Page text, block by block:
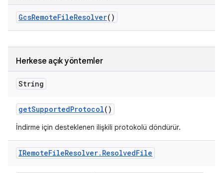
GcsRemoteFileResolver()
Herkese açık yöntemler
String
getSupportedProtocol()
İndirme için desteklenen ilişkili protokolü döndürür.
IRemoteFileResolver. ResolvedFile